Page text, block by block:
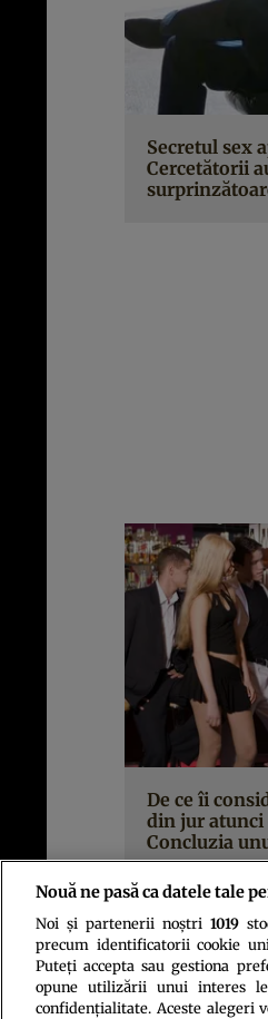
Secretul sex
Cercetătorii
De ce îi
din jur atunci
Concluzia
Nouă ne pasă ca datele tale
Noi și partenerii noștri 1019
precum identificatorii cookie
Puteți accepta sau gestiona
opune utilizării unui interes
confidențialitate. Aceste alegeri